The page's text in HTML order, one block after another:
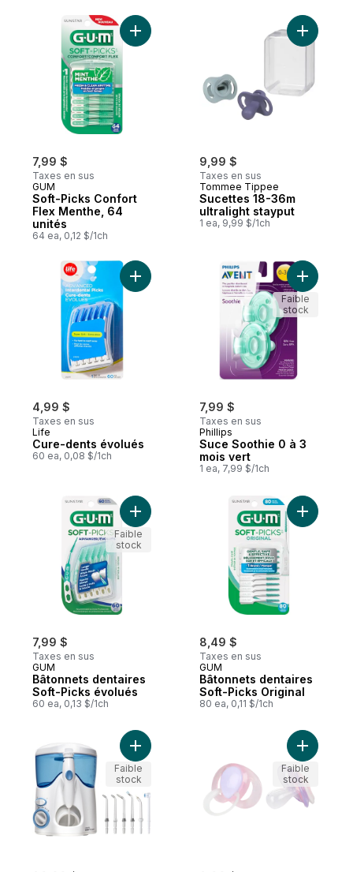
7,99 $
Taxes en sus
GUM
Soft-Picks Confort
Flex Menthe, 64
unités
64 ea, 0,12 $/1ch
Ajouter Soft-Picks Confort Flex Menthe,
9,99 $
Taxes en sus
Tommee Tippee
Sucettes 18-36m
ultralight stayput
1 ea, 9,99 $/1ch
Ajouter
4,99 $
Taxes en sus
Life
Cure-dents évolués
60 ea, 0,08 $/1ch
Ajouter Cure-dents évolués au panier
7,99 $
Taxes en sus
Phillips
Suce Soothie 0 à 3
mois vert
1 ea, 7,99 $/1ch
Ajouter
Faible
stock
7,99 $
Taxes en sus
GUM
Bâtonnets dentaires
Soft-Picks évolués
60 ea, 0,13 $/1ch
Ajouter Bâtonnets dentaires Soft-Picks
Faible
stock
8,49 $
Taxes en sus
GUM
Bâtonnets dentaires
Soft-Picks Original
80 ea, 0,11 $/1ch
Ajouter
Ajouter Hydropulseur Ultra au panier
Faible
stock
Ajouter
Faible
stock